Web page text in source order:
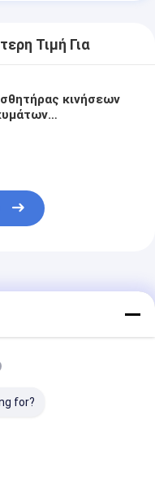
Τιμή Για
κινήσεων
for?